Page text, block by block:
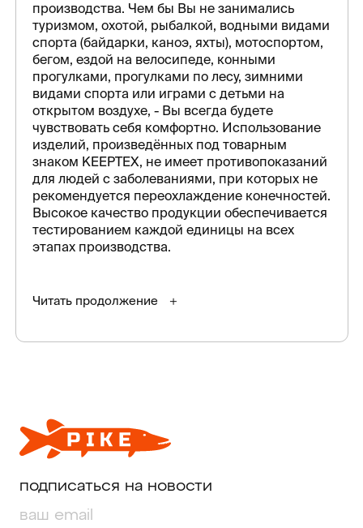
производства. Чем бы Вы не занимались
туризмом, охотой, рыбалкой, водными видами
спорта (байдарки, каноэ, яхты), мотоспортом,
бегом, ездой на велосипеде, конными
прогулками, прогулками по лесу, зимними
видами спорта или играми с детьми на
открытом воздухе, - Вы всегда будете
чувствовать себя комфортно. Использование
изделий, произведённых под товарным
знаком KEEPTEX, не имеет противопоказаний
для людей с заболеваниями, при которых не
рекомендуется переохлаждение конечностей.
Высокое качество продукции обеспечивается
тестированием каждой единицы на всех
этапах производства.
Читать продолжение
подписаться на новости